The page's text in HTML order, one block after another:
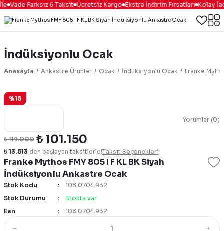
Vade Farksız 6 Taksit Ücretsiz Kargo Ekstra İndirim Fırsatları Kolay
İndüksiyonlu Ocak
Anasayfa Ankastre Ürünler Ocak İndüksiyonlu Ocak Franke
%15
Yorumlar (0)
Franke Mythos FMY 805 I F KL BK Siyah
İndüksiyonlu Ankastre Ocak
₺ 119.000 ₺ 101.150
₺ 13.513 den başlayan taksitlerle!Taksit Seçenekleri
Stok Kodu
108.0704.932
Stok Durumu
Stokta var
Ean
108.0704.932